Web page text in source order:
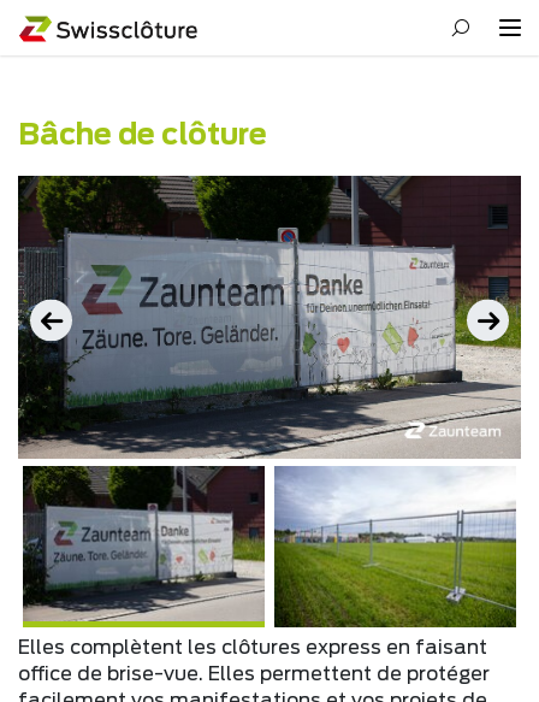
Bâche de clôture
Elles complètent les clôtures express en faisant
office de brise-vue. Elles permettent de protéger